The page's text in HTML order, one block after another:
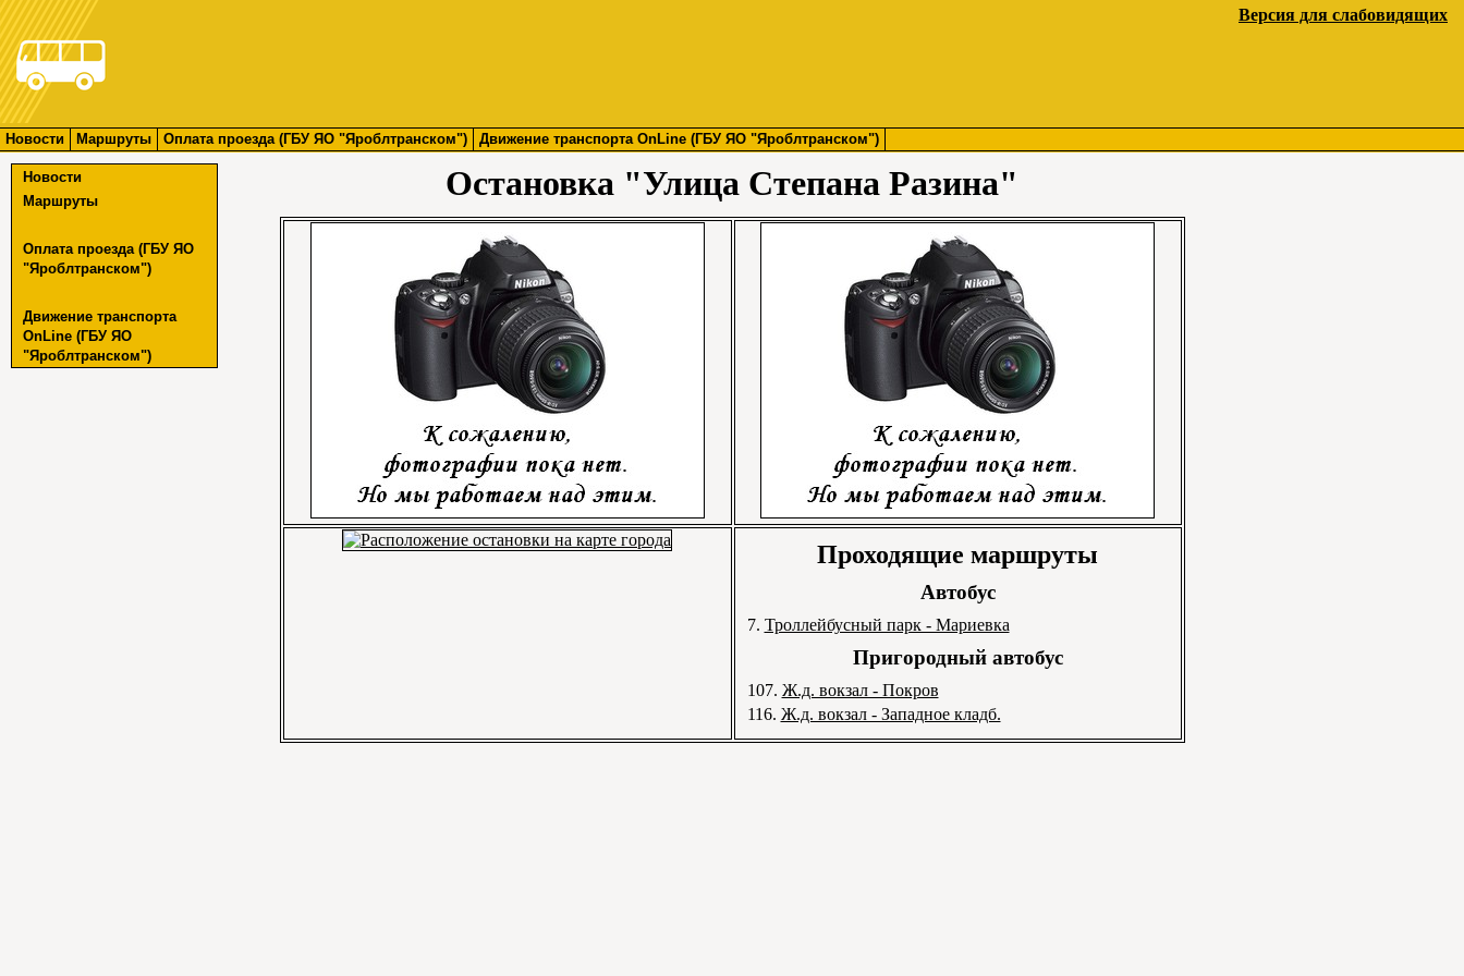
Версия для слабовидящих
Новости Маршруты Оплата проезда (ГБУ ЯО "Яроблтранском") Движение транспорта OnLine (ГБУ ЯО "Яроблтранском")
Новости
Маршруты
Оплата проезда (ГБУ ЯО
"Яроблтранском")
Движение транспорта
OnLine (ГБУ ЯО
"Яроблтранском")
Остановка "Улица Степана Разина"
Проходящие маршруты
Автобус
7. Троллейбусный парк - Мариевка
Пригородный автобус
107. Ж.д. вокзал - Покров
116. Ж.д. вокзал - Западное кладб.